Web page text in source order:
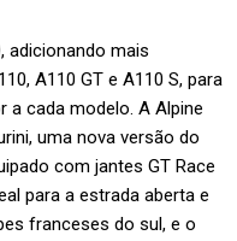
adicionando mais
A110 GT e A110 S, para
a cada modelo. A Alpine
uma nova versão do
com jantes GT Race
para a estrada aberta e
franceses do sul, e o